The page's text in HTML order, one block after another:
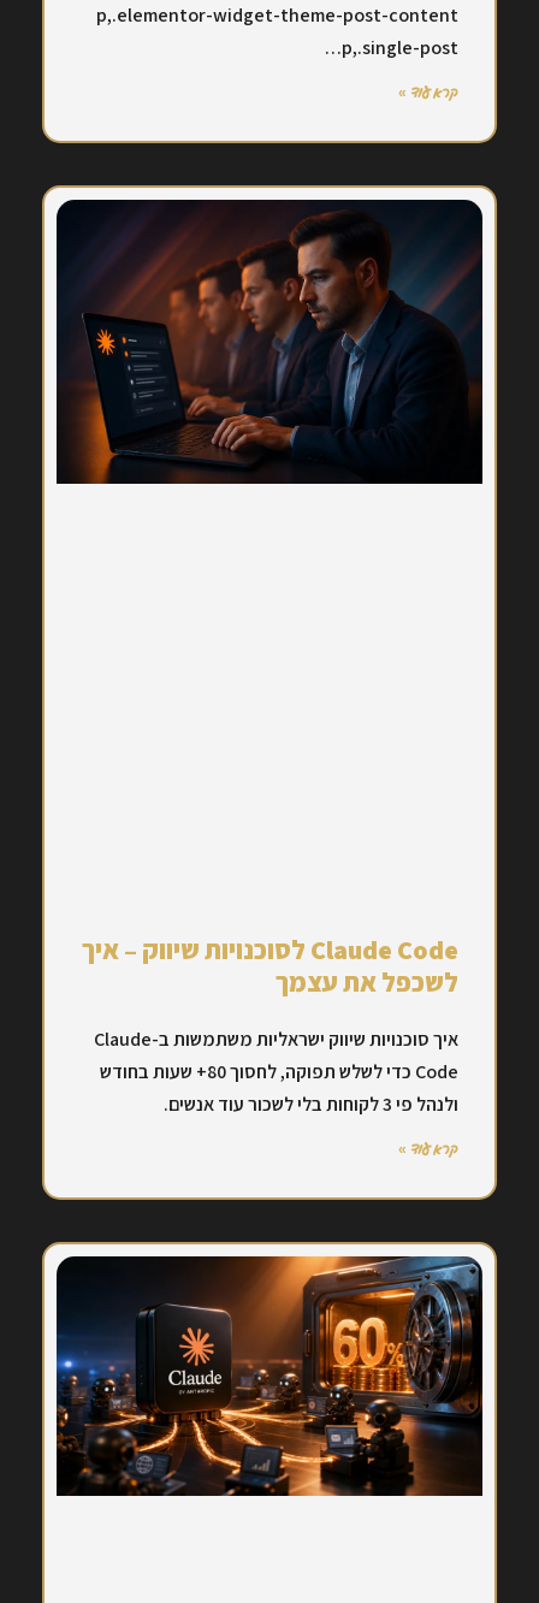
p,.elementor-widget-theme-post-content
p,.single-post…
קרא עוד »
Claude Code לסוכנויות שיווק – איך
לשכפל את עצמך
איך סוכנויות שיווק ישראליות משתמשות ב-Claude
Code כדי לשלש תפוקה, לחסוך 80+ שעות בחודש
ולנהל פי 3 לקוחות בלי לשכור עוד אנשים.
קרא עוד »